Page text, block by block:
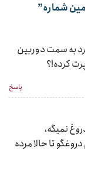
شماره”
به سمت دوربین
کرده!؟
پاسخ
نمیگه،
تا حالا مرده